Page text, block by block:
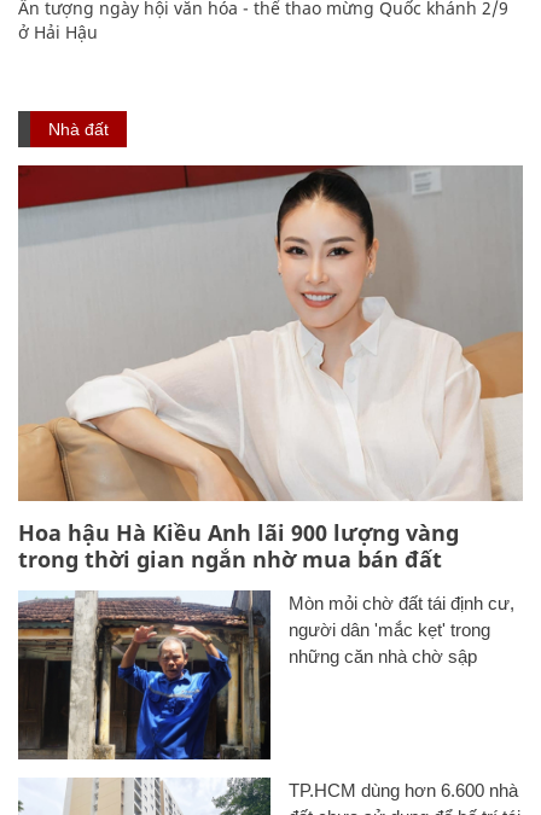
Ấn tượng ngày hội văn hóa - thể thao mừng Quốc khánh 2/9
ở Hải Hậu
Nhà đất
Hoa hậu Hà Kiều Anh lãi 900 lượng vàng
trong thời gian ngắn nhờ mua bán đất
Mòn mỏi chờ đất tái định cư,
người dân 'mắc kẹt' trong
những căn nhà chờ sập
TP.HCM dùng hơn 6.600 nhà